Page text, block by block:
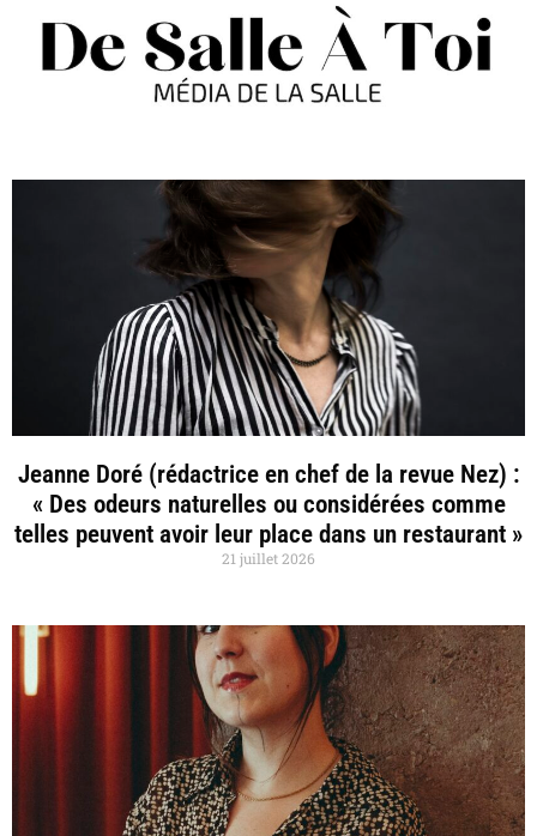
Jeanne Doré (rédactrice en chef de la revue Nez) :
« Des odeurs naturelles ou considérées comme
telles peuvent avoir leur place dans un restaurant »
21 juillet 2026